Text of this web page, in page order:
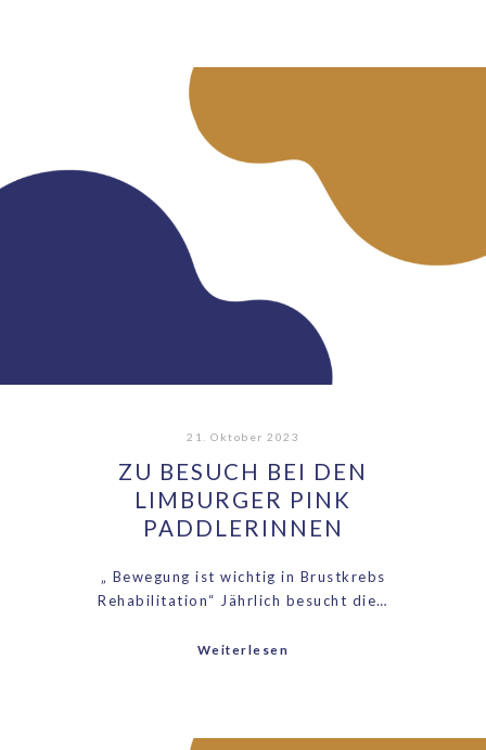
21. Oktober 2023
ZU BESUCH BEI DEN
LIMBURGER PINK
PADDLERINNEN
„ Bewegung ist wichtig in Brustkrebs
Rehabilitation“ Jährlich besucht die…
Weiterlesen